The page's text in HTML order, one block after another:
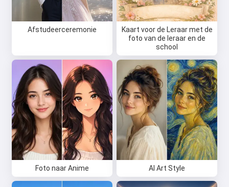
Afstudeerceremonie
Kaart voor de Leraar met de
foto van de leraar en de
school
Foto naar Anime AI Art Style